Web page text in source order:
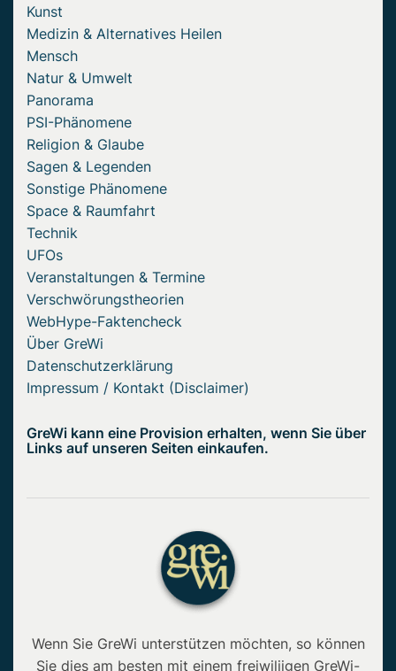
Kunst
Medizin & Alternatives Heilen
Mensch
Natur & Umwelt
Panorama
PSI-Phänomene
Religion & Glaube
Sagen & Legenden
Sonstige Phänomene
Space & Raumfahrt
Technik
UFOs
Veranstaltungen & Termine
Verschwörungstheorien
WebHype-Faktencheck
Über GreWi
Datenschutzerklärung
Impressum / Kontakt (Disclaimer)
GreWi kann eine Provision erhalten, wenn Sie über
Links auf unseren Seiten einkaufen.
Wenn Sie GreWi unterstützen möchten, so können
Sie dies am besten mit einem freiwiliigen GreWi-